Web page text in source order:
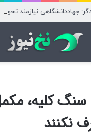
جهاددانشگاهی نیازمند
سنگ کلیه،
نکنند